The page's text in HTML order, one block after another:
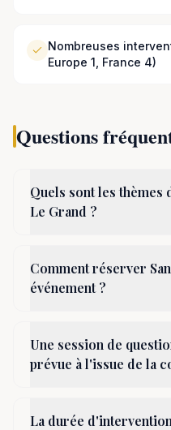
Nombreuses
Europe 1, France 4)
Questions
Quels sont les thèmes
Le Grand ?
Comment réserver
événement ?
Une session de
prévue à l'issue de la
La durée